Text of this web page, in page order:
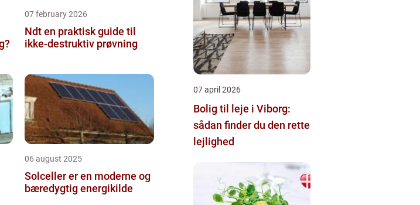
07 february 2026
Ndt en praktisk guide til
ikke-destruktiv prøvning
06 august 2025
Solceller er en moderne og
bæredygtig energikilde
07 april 2026
Bolig til leje i Viborg:
sådan finder du den rette
lejlighed